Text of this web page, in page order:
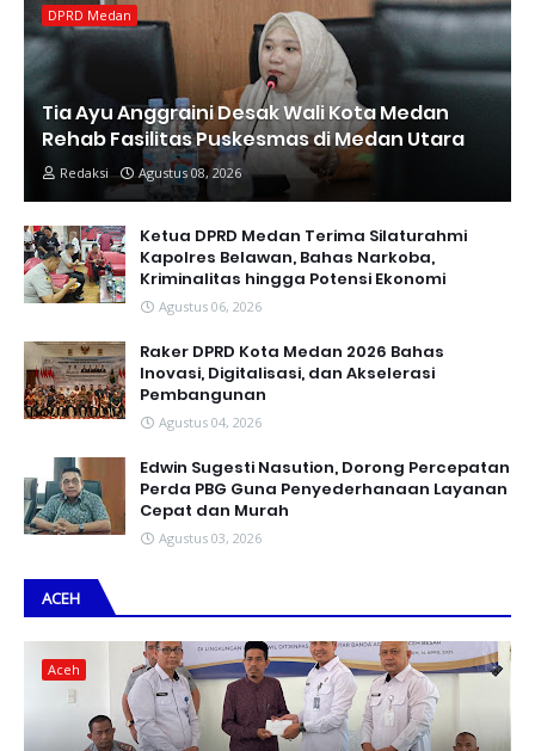
DPRD Medan
Tia Ayu Anggraini Desak Wali Kota Medan
Rehab Fasilitas Puskesmas di Medan Utara
Redaksi Agustus 08, 2026
Ketua DPRD Medan Terima Silaturahmi
Kapolres Belawan, Bahas Narkoba,
Kriminalitas hingga Potensi Ekonomi
Agustus 06, 2026
Raker DPRD Kota Medan 2026 Bahas
Inovasi, Digitalisasi, dan Akselerasi
Pembangunan
Agustus 04, 2026
Edwin Sugesti Nasution, Dorong Percepatan
Perda PBG Guna Penyederhanaan Layanan
Cepat dan Murah
Agustus 03, 2026
ACEH
Aceh